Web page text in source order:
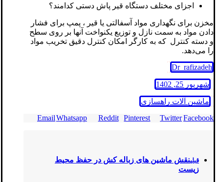
اجزای مختلف دستگاه قیر پاش دستی کدامند؟
مخزن برای نگهداری مواد آسفالتی یا قیر ، پمپ برای فشار
دادن مواد به سمت نازل و توزیع یکنواخت آنها بر روی سطح
و دسته کنترل که به کارگر امکان کنترل دقیق تخریب مواد
را می‌دهد.
Dr_rafizadeh
شهریور 25, 1402
ماشین آلات راهسازی
Facebook
Twitter
Pinterest
Reddit
Whatsapp
Email
قبلینقش ماشین های زباله کش در حفظ محیط
زیست